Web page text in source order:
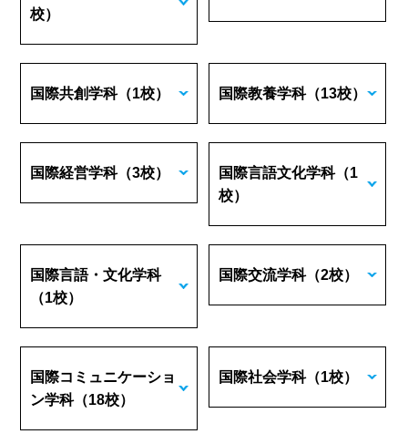
校）
国際共創学科（1校） 国際教養学科（13校）
国際経営学科（3校） 国際言語文化学科（1
校）
国際言語・文化学科
（1校）
国際交流学科（2校）
国際コミュニケーショ
ン学科（18校）
国際社会学科（1校）